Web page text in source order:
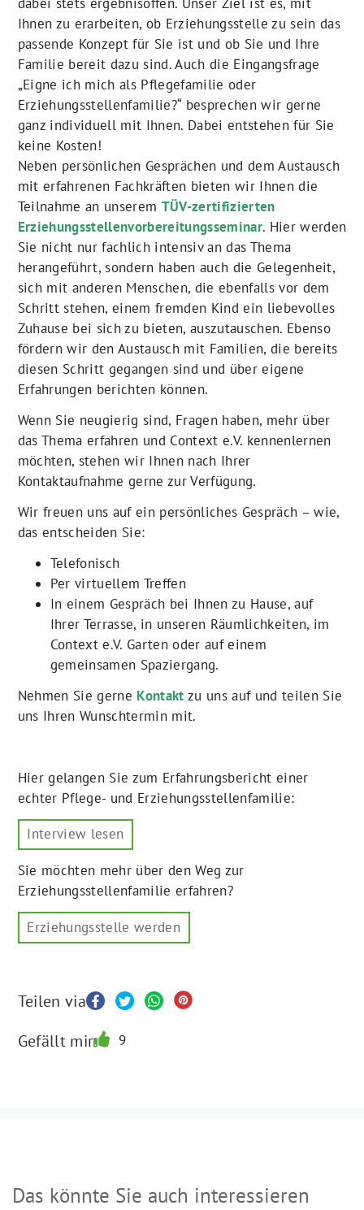
Ihnen zu erarbeiten, ob Erziehungsstelle zu sein das
passende Konzept für Sie ist und ob Sie und Ihre
Familie bereit dazu sind. Auch die Eingangsfrage
„Eigne ich mich als Pflegefamilie oder
Erziehungsstellenfamilie?“ besprechen wir gerne
ganz individuell mit Ihnen. Dabei entstehen für Sie
keine Kosten!
Neben persönlichen Gesprächen und dem Austausch
mit erfahrenen Fachkräften bieten wir Ihnen die
Teilnahme an unserem TÜV-zertifizierten
Erziehungsstellenvorbereitungsseminar. Hier werden
Sie nicht nur fachlich intensiv an das Thema
herangeführt, sondern haben auch die Gelegenheit,
sich mit anderen Menschen, die ebenfalls vor dem
Schritt stehen, einem fremden Kind ein liebevolles
Zuhause bei sich zu bieten, auszutauschen. Ebenso
fördern wir den Austausch mit Familien, die bereits
diesen Schritt gegangen sind und über eigene
Erfahrungen berichten können.
Wenn Sie neugierig sind, Fragen haben, mehr über
das Thema erfahren und Context e.V. kennenlernen
möchten, stehen wir Ihnen nach Ihrer
Kontaktaufnahme gerne zur Verfügung.
Wir freuen uns auf ein persönliches Gespräch – wie,
das entscheiden Sie:
Telefonisch
Per virtuellem Treffen
In einem Gespräch bei Ihnen zu Hause, auf
Ihrer Terrasse, in unseren Räumlichkeiten, im
Context e.V. Garten oder auf einem
gemeinsamen Spaziergang.
Nehmen Sie gerne Kontakt zu uns auf und teilen Sie
uns Ihren Wunschtermin mit.
Hier gelangen Sie zum Erfahrungsbericht einer
echter Pflege- und Erziehungsstellenfamilie:
Interview lesen
Sie möchten mehr über den Weg zur
Erziehungsstellenfamilie erfahren?
Erziehungsstelle werden
Teilen via
Gefällt mir
9
Das könnte Sie auch interessieren